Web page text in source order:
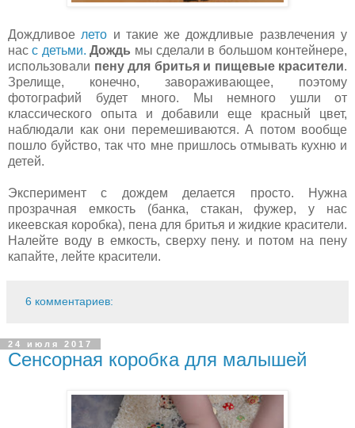
Дождливое лето и такие же дождливые развлечения у
насс детьми. Дождь мы сделали в большом контейнере,
использовали пену для бритья и пищевые красители.
Зрелище, конечно, завораживающее, поэтому
фотографий будет много. Мы немного ушли от
классического опыта и добавили еще красный цвет,
наблюдали как они перемешиваются. А потом вообще
пошло буйство, так что мне пришлось отмывать кухню и
детей.
Эксперимент с дождем делается просто. Нужна
прозрачная емкость (банка, стакан, фужер, у нас
икеевская коробка), пена для бритья и жидкие красители.
Налейте воду в емкость, сверху пену. и потом на пену
капайте, лейте красители.
6 комментариев:
24 июля 2017
Сенсорная коробка для малышей